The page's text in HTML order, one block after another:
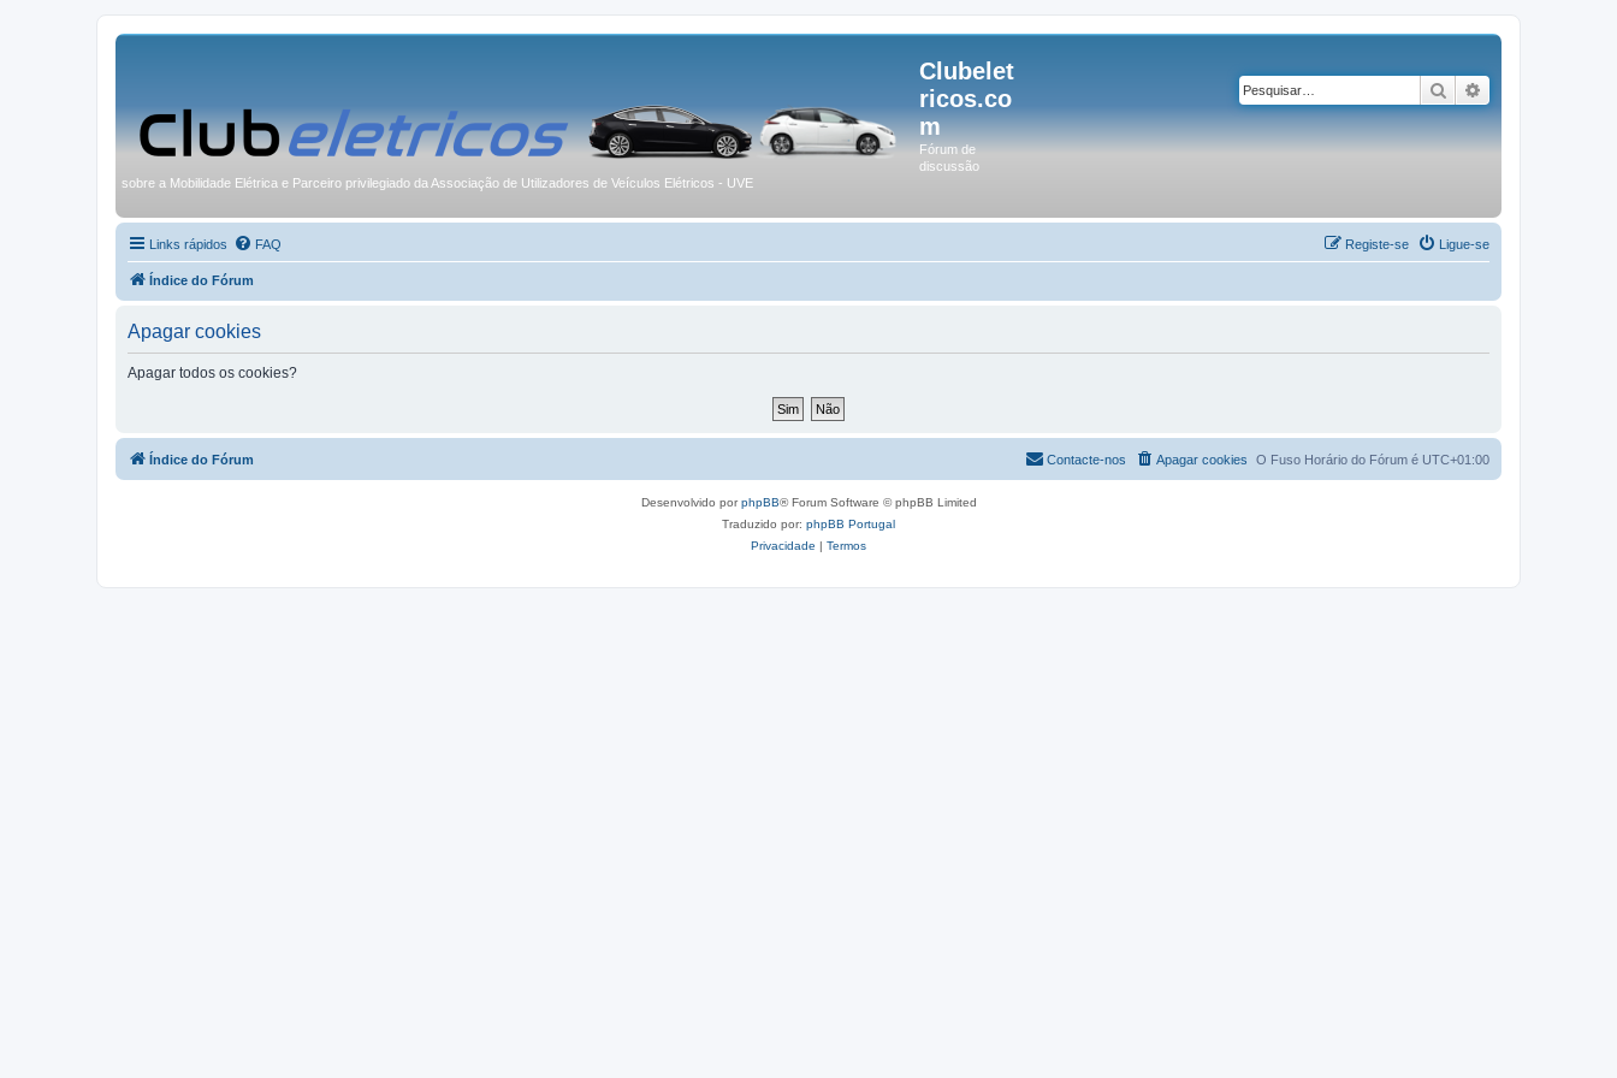
Clubelet
ricos.co
m
Fórum de
discussão
sobre a Mobilidade Elétrica e Parceiro privilegiado da Associação de Utilizadores de Veículos Elétricos - UVE
Pesquisar
Links rápidos FAQ Ligue-se
Registe-se
Índice do Fórum
Apagar cookies
Apagar todos os cookies?
Índice do Fórum O Fuso Horário do Fórum é UTC+01:00
Apagar cookies
Contacte-nos
Desenvolvido porphpBB® Forum Software © phpBB Limited
Traduzido por: phpBB Portugal
Privacidade | Termos